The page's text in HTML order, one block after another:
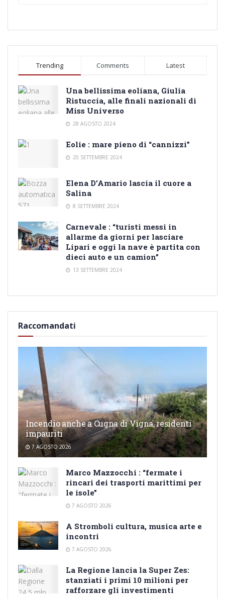
Trending Comments Latest
Una bellissima eoliana, Giulia
Ristuccia, alle finali nazionali di
Miss Universo
28 AGOSTO 2024
Eolie : mare pieno di “cannizzi”
20 SETTEMBRE 2024
Elena D’Amario lascia il cuore a
Salina
8 SETTEMBRE 2024
Carnevale : “turisti messi in
allarme da giorni per lasciare
Lipari e oggi la nave è partita con
dieci auto e un camion”
13 SETTEMBRE 2024
Raccomandati
Incendio anche a Cugna di Vigna, residenti
impauriti
7 AGOSTO 2026
Marco Mazzocchi : “fermate i
rincari dei trasporti marittimi per
le isole”
7 AGOSTO 2026
A Stromboli cultura, musica arte e
incontri
7 AGOSTO 2026
La Regione lancia la Super Zes:
stanziati i primi 10 milioni per
rafforzare gli investimenti